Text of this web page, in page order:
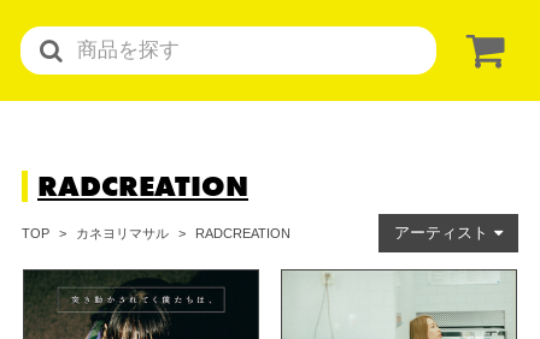
RADCREATION
TOP カネヨリマサル RADCREATION アーティスト